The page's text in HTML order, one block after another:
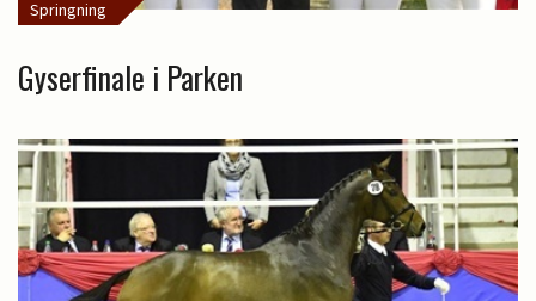
Springning
Gyserfinale i Parken